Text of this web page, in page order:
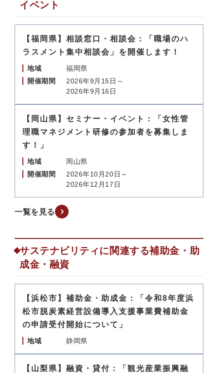
イベント
【福岡県】相談窓口・相談会：「職場のハ
ラスメント集中相談会」を開催します！
地域
福岡県
開催期間
2026年9月15日～
2026年9月16日
【岡山県】セミナー・イベント：「女性管
理職マネジメント研修の参加者を募集しま
す！」
地域
岡山県
開催期間
2026年10月20日～
2026年12月17日
一覧を見る
サステナビリティに関連する補助金・助
成金・融資
【浜松市】補助金・助成金：「令和8年度浜
松市脱炭素経営設備導入支援事業費補助金
の申請受付開始について」
地域 静岡県
【山梨県】融資・貸付：「観光産業振興融